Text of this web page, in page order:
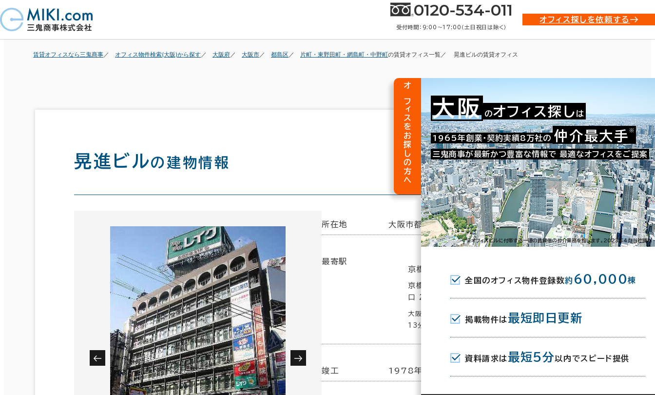
0120-534-011
受付時間：9:00〜17:00（土日祝日は除く）
オフィス探しを依頼する
賃貸オフィスなら三鬼商事 オフィス物件検索(大阪)から探す 大阪府 大阪市 都島区 片町・東野田町・網島町・中野町の賃貸オフィス一覧 晃進ビルの賃貸オフィス
晃進ビルの建物情報
お問い合わせ番号：009-01215
所在地 大阪市都島区東野田町2-9-23
最寄駅
京橋駅(JR) 北口 2分
京橋駅(地下鉄長堀鶴見緑地線/京阪本線) 中央
口 2分
大阪ビジネスパーク駅(地下鉄長堀鶴見緑地線) 4番口
13分
竣工 1978年
オフィスをお探しの方へ 大阪 のオフィス探し は
1965年創業・契約実績8万社の 仲介最大手 ※
三鬼商事が最新かつ豊富な情報で 最適なオフィスをご提案
※オフィスビルに付帯する一連の賃貸借の仲介業務を指します。2023年4月当社調べ
全国のオフィス物件登録数約 60,000棟
掲載物件は 最短即日更新
資料請求は 最短5分 以内でスピード提供